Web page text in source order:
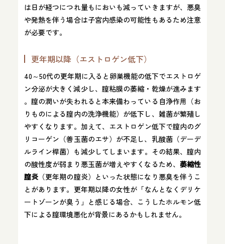
は日が経つにつれ量もにおいも減っていきますが、悪臭
や発熱を伴う場合は子宮内感染の可能性もあるため注意
が必要です。
更年期以降（エストロゲン低下）
40～50代の更年期に入ると卵巣機能の低下でエストロゲ
ン分泌が大きく減少し、膣粘膜の萎縮・乾燥が進みます​
。膣の潤いが失われると本来備わっている自浄作用（お
りものによる膣内の洗浄機能）が低下し、雑菌が繁殖し
やすくなります​。加えて、エストロゲン低下で膣内のグ
リコーゲン（善玉菌のエサ）が不足し、乳酸菌（デーデ
ルライン桿菌）も減少してしまいます​。その結果、膣内
の酸性度が弱まり悪玉菌が増えやすくなるため、 萎縮性
膣炎 （更年期の膣炎）といった状態になり悪臭を伴うこ
とがあります​。更年期以降の女性が「なんとなくデリケ
ートゾーンが臭う」と感じる場合、こうしたホルモン低
下による膣環境悪化が背景にあるかもしれません。